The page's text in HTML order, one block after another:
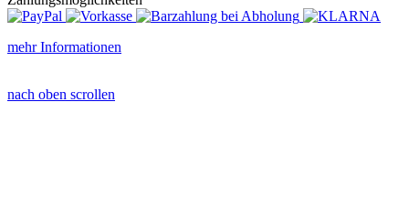
mehr Informationen
nach oben scrollen